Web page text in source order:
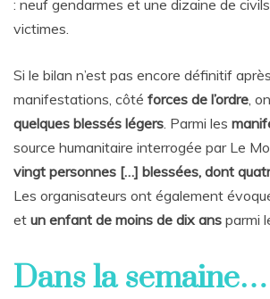
: neuf gendarmes et une dizaine de
victimes.
Si le bilan n’est pas encore définitif
manifestations, côté forces de l’ordre ,
quelques blessés légers . Parmi les
source humanitaire interrogée par Le
vingt personnes […] blessées, dont
Les organisateurs ont également
et un enfant de moins de dix ans parmi
Dans la semaine…